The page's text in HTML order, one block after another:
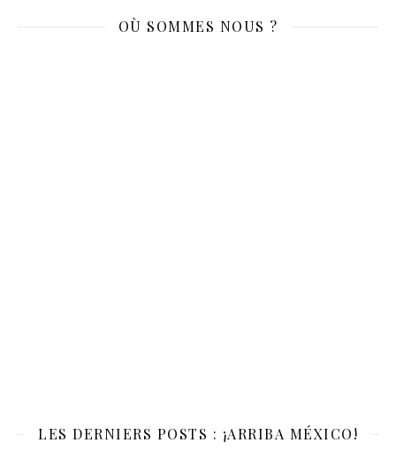
OÙ SOMMES NOUS ?
LES DERNIERS POSTS : ¡ARRIBA MÉXICO!